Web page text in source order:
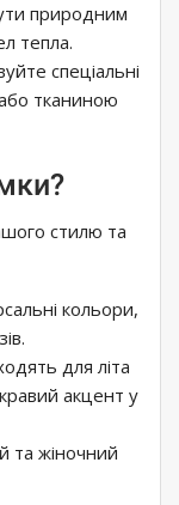
природним
тепла.
спеціальні
тканиною
стилю та
кольори,
для літа
акцент у
та жіночний